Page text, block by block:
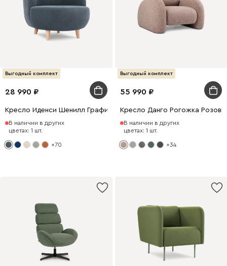
Выгодный комплект
28 990
Кресло Иденси Шенилл Графитовый
В наличии в других
цветах: 1 шт.
+70
Выгодный комплект
55 990
Кресло Данго Рогожка
В наличии в других
цветах: 1 шт.
+34